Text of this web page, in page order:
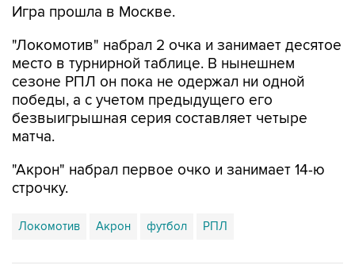
Игра прошла в Москве.
"Локомотив" набрал 2 очка и занимает десятое
место в турнирной таблице. В нынешнем
сезоне РПЛ он пока не одержал ни одной
победы, а с учетом предыдущего его
безвыигрышная серия составляет четыре
матча.
"Акрон" набрал первое очко и занимает 14-ю
строчку.
Локомотив Акрон футбол РПЛ